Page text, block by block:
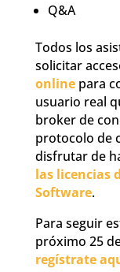
Q&A
Todos los
solicitar
onlinepara
usuario real
broker de
protocolo de
disfrutar de
las licencias
Software.
Para seguir
próximo 25
regístrate